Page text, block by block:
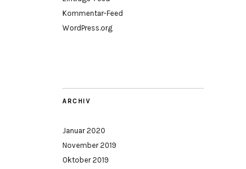
Kommentar-Feed
WordPress.org
ARCHIV
Januar 2020
November 2019
Oktober 2019